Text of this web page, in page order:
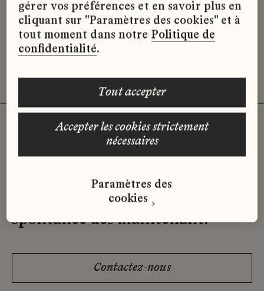
Désolé, il semble qu’il n’y ait pas
d’offres d’emploi disponibles pour le
moment.
Vous n'avez pas trouvé d'offre
qui correspond à votre profil ?
Envoyez-nous votre candidature
spontanée dès maintenant.
Contactez-nous
gérer vos préférences et en savoir plus en
cliquant sur "Paramètres des cookies" et à
tout moment dans notre Politique de
confidentialité.
accepter les cookies strictement
nécessaires
tout accepter
Paramètres des
cookies